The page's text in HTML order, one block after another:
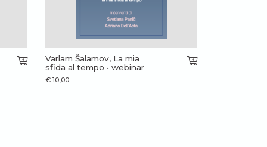
Varlam Šalamov, La mia
sfida al tempo • webinar
€ 10,00